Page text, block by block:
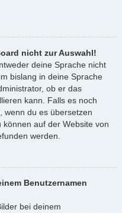
nicht zur Auswahl!
deine Sprache nicht
bislang in deine Sprache
ob er das
kann. Falls es noch
wenn du es übersetzen
auf der Website von
werden.
Benutzernamen
bei deinem